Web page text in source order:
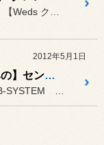
2012年5月1日
【長瀬君のＣＭでおなじみの】センターフィットサービスのご紹介
ブリヂストン独自のサービス B-SYSTEM センターフィッ...